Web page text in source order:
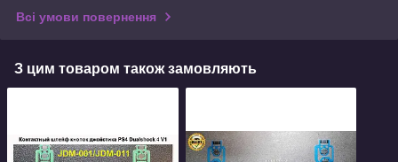
Всі умови повернення
З цим товаром також замовляють